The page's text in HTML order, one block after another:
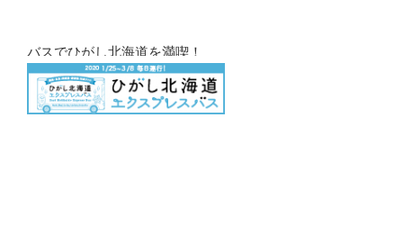
バスでひがし北海道を満喫！